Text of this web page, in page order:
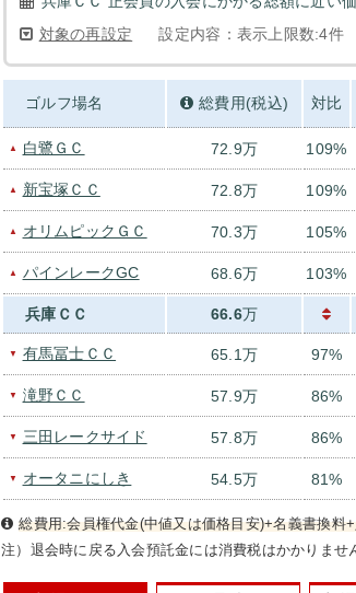
対象の再設定
設定内容：表示上限数:4件
ゴルフ場名 総費用(税込) 対比
▲ 白鷺ＧＣ 72.9万 109%
▲ 新宝塚ＣＣ 72.8万 109%
▲ オリムピックＧＣ 70.3万 105%
▲ パインレークGC 68.6万 103%
兵庫ＣＣ 66.6万
▼ 有馬冨士ＣＣ 65.1万 97%
▼ 滝野ＣＣ 57.9万 86%
▼ 三田レークサイド 57.8万 86%
▼ オータニにしき 54.5万 81%
総費用:会員権代金(中値又は価格目安)+名義書換
注）退会時に戻る入会預託金には消費税はかかりませ